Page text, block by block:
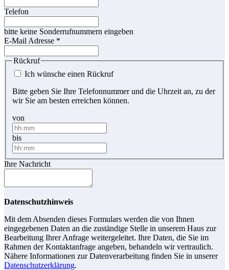
Telefon
bitte keine Sonderrufnummern eingeben
E-Mail Adresse *
Rückruf
Ich wünsche einen Rückruf
Bitte geben Sie Ihre Telefonnummer und die Uhrzeit an, zu der
wir Sie am besten erreichen können.
von
bis
Ihre Nachricht
Datenschutzhinweis
Mit dem Absenden dieses Formulars werden die von Ihnen
eingegebenen Daten an die zuständige Stelle in unserem Haus zur
Bearbeitung Ihrer Anfrage weitergeleitet. Ihre Daten, die Sie im
Rahmen der Kontaktanfrage angeben, behandeln wir vertraulich.
Nähere Informationen zur Datenverarbeitung finden Sie in unserer
Datenschutzerklärung.